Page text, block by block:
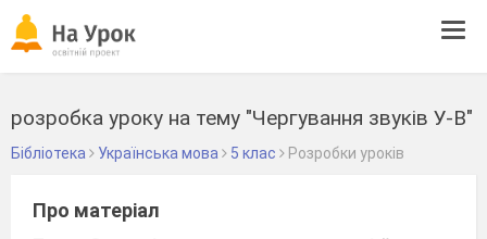
розробка уроку на тему "Чергування звуків У-В"
Бібліотека Українська мова 5 клас Розробки уроків
Про матеріал